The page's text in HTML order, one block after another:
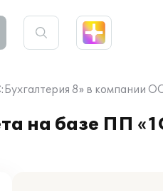
8» в компании
на базе ПП